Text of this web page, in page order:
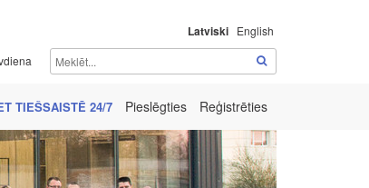
Latviski English
TIEŠSAISTĒ 24/7 Pieslēgties Reģistrēties